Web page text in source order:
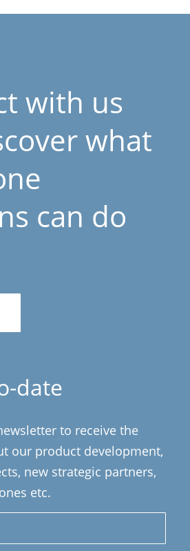
with us
what
can do
date
to receive the
our product development,
new strategic partners,
etc.